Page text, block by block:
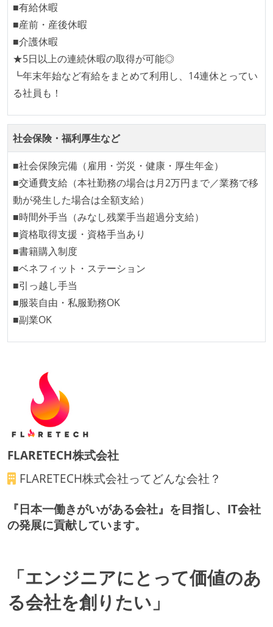
ほとんどの機能に受け入れテストを記述、実施してい
る
機能の実装と同時にテストコードを記述している
想定される複数環境での品質チェックを義務づけてい
る
アジャイル実践状況
1ヶ月以下の短い期間でのイテレーション開発を実践
している
イテレーションの最後などに、定期的にチームでふり
かえりミーティングを行っている
タスク見積もりの単位には絶対量（人日など）ではな
く相対ポイントを用い、極力複数人の意見を調整する
形で行っている
継続的なデプロイ（デリバリー）を行っている
ワークフローの整備
全てのコードをバージョン管理ツールで管理している
各メンバーが実装したコードのマージは Pull Request
ベースで行われる
コードによるインフラ構成管理（Infrastructure as
オープンな情報共有
KPI などチームの目標・実績値について、メンバーの
誰もがいつでも閲覧可能になっている
労働環境の自由度
フレックスタイム制または裁量労働制を採用している
メンバーの多様性
外国籍の開発メンバーがいる
受動喫煙防止措置：屋内禁煙
受動喫煙防止措置：屋内禁煙（屋内に喫煙可能室設
置）
■有給休暇
■産前・産後休暇
■介護休暇
★5日以上の連続休暇の取得が可能◎
┗年末年始など有給をまとめて利用し、14連休とってい
る社員も！
社会保険・福利厚生など
■社会保険完備（雇用・労災・健康・厚生年金）
■交通費支給（本社勤務の場合は月2万円まで／業務で移
動が発生した場合は全額支給）
■時間外手当（みなし残業手当超過分支給）
■資格取得支援・資格手当あり
■書籍購入制度
■ベネフィット・ステーション
■引っ越し手当
■服装自由・私服勤務OK
■副業OK
FLARETECH株式会社
FLARETECH株式会社ってどんな会社？
『日本一働きがいがある会社』を目指し、IT会社
の発展に貢献しています。
「エンジニアにとって価値のあ
る会社を創りたい」